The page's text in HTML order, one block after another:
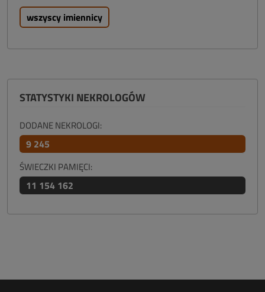
wszyscy imiennicy
STATYSTYKI NEKROLOGÓW
DODANE NEKROLOGI:
9 245
ŚWIECZKI PAMIĘCI:
11 154 162